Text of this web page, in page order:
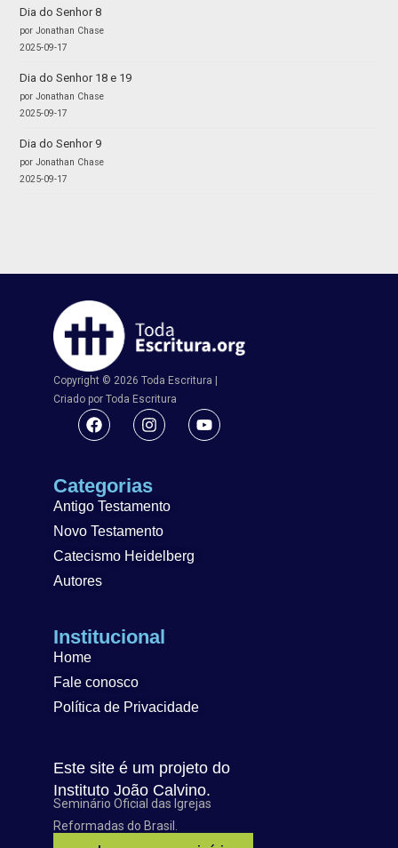
Dia do Senhor 8
por Jonathan Chase
2025-09-17
Dia do Senhor 18 e 19
por Jonathan Chase
2025-09-17
Dia do Senhor 9
por Jonathan Chase
2025-09-17
Copyright © 2026 Toda Escritura |
Criado por Toda Escritura
Categorias
Antigo Testamento
Novo Testamento
Catecismo Heidelberg
Autores
Institucional
Home
Fale conosco
Política de Privacidade
Este site é um projeto do
Instituto João Calvino.
Seminário Oficial das Igrejas
Reformadas do Brasil.